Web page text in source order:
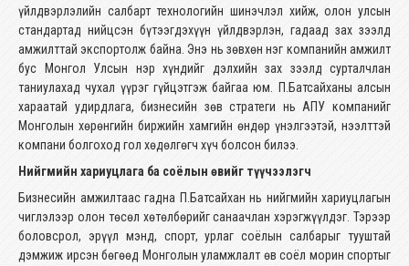
үйлдвэрлэлийн салбарт технологийн шинэчлэл хийж, олон улсын
стандартад нийцсэн бүтээгдэхүүн үйлдвэрлэн, гадаад зах зээлд
амжилттай экспортолж байна. Энэ нь зөвхөн нэг компанийн амжилт
бус Монгол Улсын нэр хүндийг дэлхийн зах зээлд сурталчлан
таниулахад чухал үүрэг гүйцэтгэж байгаа юм. П.Батсайханы алсын
хараатай удирдлага, бизнесийн зөв стратеги нь АПУ компанийг
Монголын хөрөнгийн биржийн хамгийн өндөр үнэлгээтэй, нээлттэй
компани болгоход гол хөдөлгөгч хүч болсон билээ.
Нийгмийн хариуцлага ба соёлын өвийг түүчээлэгч
Бизнесийн амжилтаас гадна П.Батсайхан нь нийгмийн хариуцлагын
чиглэлээр олон төсөл хөтөлбөрийг санаачлан хэрэгжүүлдэг. Тэрээр
боловсрол, эрүүл мэнд, спорт, урлаг соёлын салбарыг тууштай
дэмжиж ирсэн бөгөөд Монголын уламжлалт өв соёл морин спортыг